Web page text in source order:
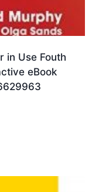
in Use Fouth
eBook